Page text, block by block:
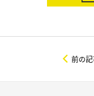
前の